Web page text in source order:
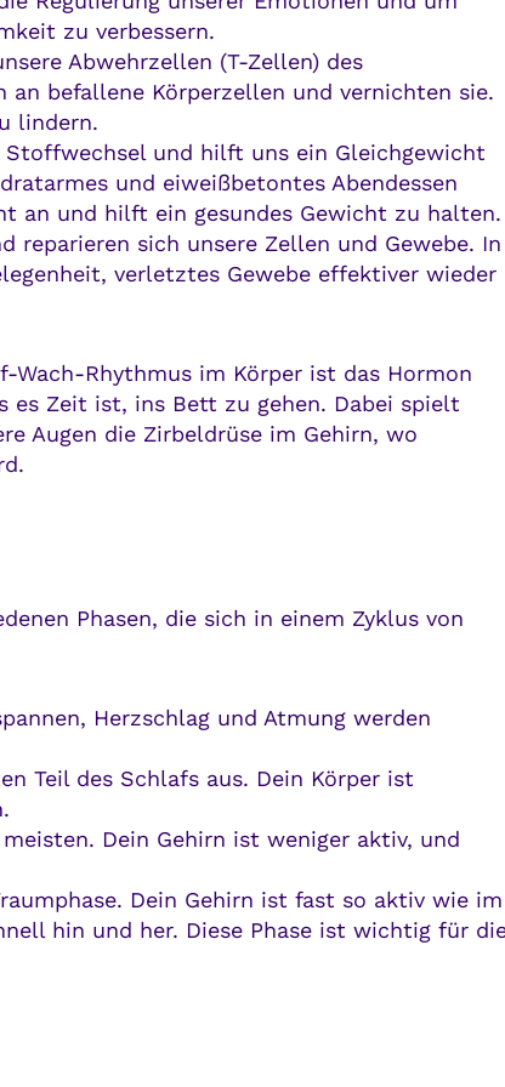
zu verbessern.
Abwehrzellen (T-Zellen) des
an befallene Körperzellen und vernichten sie.
lindern.
Stoffwechsel und hilft uns ein Gleichgewicht
und eiweißbetontes Abendessen
an und hilft ein gesundes Gewicht zu halten.
reparieren sich unsere Zellen und Gewebe. In
verletztes Gewebe effektiver wieder
Wach-Rhythmus im Körper ist das Hormon
es Zeit ist, ins Bett zu gehen. Dabei spielt
Augen die Zirbeldrüse im Gehirn, wo
Phasen, die sich in einem Zyklus von
Herzschlag und Atmung werden
Teil des Schlafs aus. Dein Körper ist
Dein Gehirn ist weniger aktiv, und
Dein Gehirn ist fast so aktiv wie im
hin und her. Diese Phase ist wichtig für